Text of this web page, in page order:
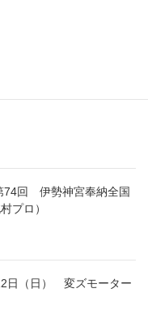
74回 伊勢神宮奉納全国
プロ）
日（日） 変ズモーター